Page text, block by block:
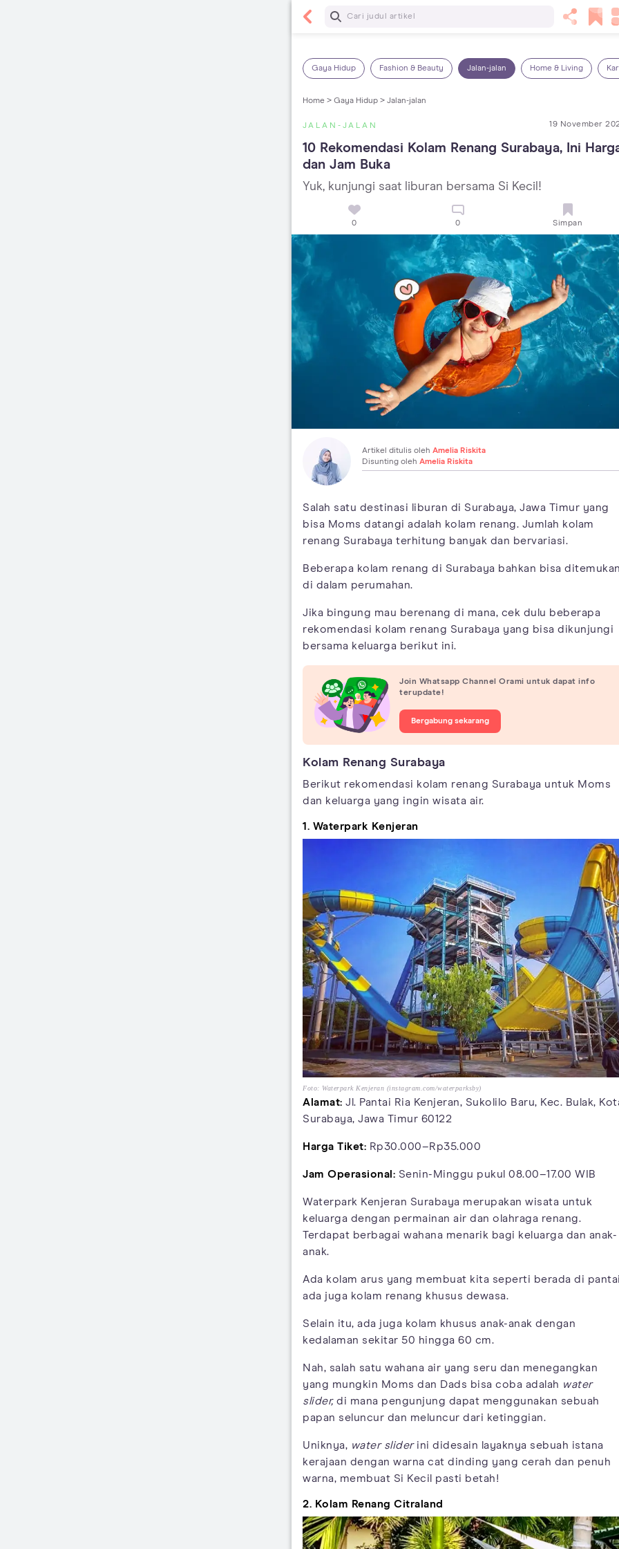
Baca Selanjutnya
Gaya Hidup Fashion & Beauty Jalan-jalan Home & Living
Home > Gaya Hidup > Jalan-jalan
JALAN-JALAN 19 November
10 Rekomendasi Kolam Renang Surabaya, Ini
dan Jam Buka
Yuk, kunjungi saat liburan bersama Si Kecil!
0 0 Simpan
Artikel ditulis oleh Amelia Riskita
Disunting oleh Amelia Riskita
Salah satu destinasi liburan di Surabaya, Jawa Timur yang
bisa Moms datangi adalah kolam renang. Jumlah kolam
renang Surabaya terhitung banyak dan bervariasi.
Beberapa kolam renang di Surabaya bahkan bisa
di dalam perumahan.
Jika bingung mau berenang di mana, cek dulu beberapa
rekomendasi kolam renang Surabaya yang bisa dikunjungi
bersama keluarga berikut ini.
Join Whatsapp Channel Orami untuk dapat info
terupdate!
Bergabung sekarang
Kolam Renang Surabaya
Berikut rekomendasi kolam renang Surabaya untuk Moms
dan keluarga yang ingin wisata air.
1. Waterpark Kenjeran
Foto: Waterpark Kenjeran (instagram.com/waterparksby)
Alamat: Jl. Pantai Ria Kenjeran, Sukolilo Baru, Kec. Bulak,
Surabaya, Jawa Timur 60122
Harga Tiket: Rp30.000–Rp35.000
Jam Operasional: Senin-Minggu pukul 08.00–17.00 WIB
Waterpark Kenjeran Surabaya merupakan wisata untuk
keluarga dengan permainan air dan olahraga renang.
Terdapat berbagai wahana menarik bagi keluarga dan anak-
anak.
Ada kolam arus yang membuat kita seperti berada di
ada juga kolam renang khusus dewasa.
Selain itu, ada juga kolam khusus anak-anak dengan
kedalaman sekitar 50 hingga 60 cm.
Nah, salah satu wahana air yang seru dan menegangkan
yang mungkin Moms dan Dads bisa coba adalah water
slider,di mana pengunjung dapat menggunakan sebuah
papan seluncur dan meluncur dari ketinggian.
Uniknya, water sliderini didesain layaknya sebuah istana
kerajaan dengan warna cat dinding yang cerah dan penuh
warna, membuat Si Kecil pasti betah!
2. Kolam Renang Citraland